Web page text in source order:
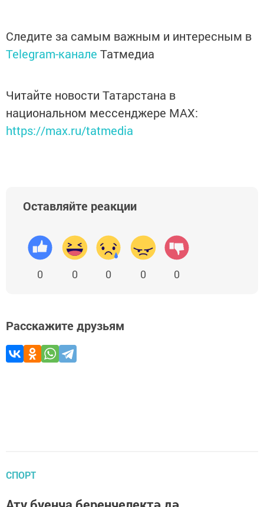
Следите за самым важным и интересным в
Telegram-канале Татмедиа
Читайте новости Татарстана в
национальном мессенджере MАХ:
https://max.ru/tatmedia
Оставляйте реакции
0 0 0 0 0
Расскажите друзьям
СПОРТ